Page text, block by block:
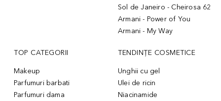
Sol de Janeiro - Cheirosa 62
Armani - Power of You
Armani - My Way
TOP CATEGORII
Makeup
Parfumuri barbati
Parfumuri dama
TENDINȚE COSMETICE
Unghii cu gel
Ulei de ricin
Niacinamide